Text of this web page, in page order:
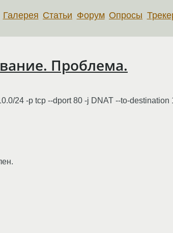
Галерея Статьи Форум Опросы
Проблема.
24 -p tcp --dport 80 -j DNAT --to-